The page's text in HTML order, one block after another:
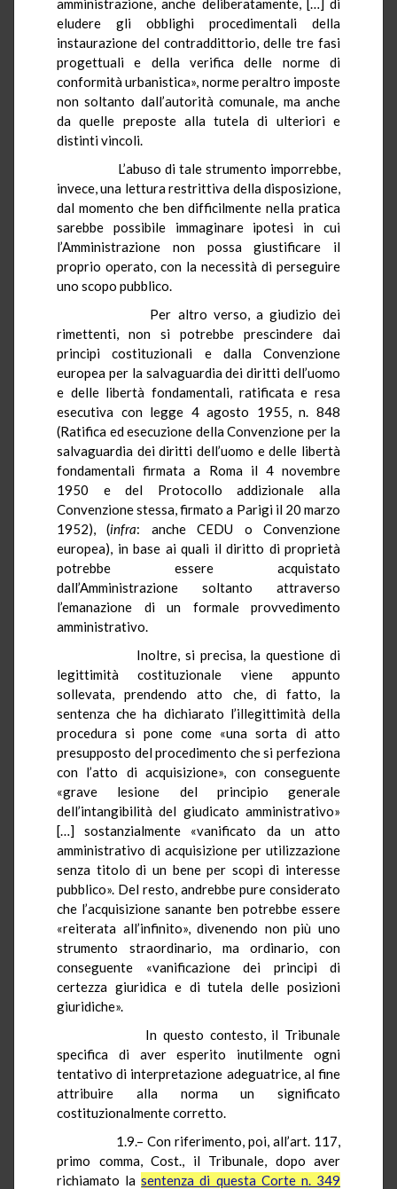
amministrazione, anche deliberatamente, […] di
eludere gli obblighi procedimentali della
instaurazione del contraddittorio, delle tre fasi
progettuali e della verifica delle norme di
conformità urbanistica», norme peraltro imposte
non soltanto dall’autorità comunale, ma anche
da quelle preposte alla tutela di ulteriori e
distinti vincoli.
L’abuso di tale strumento imporrebbe,
invece, una lettura restrittiva della disposizione,
dal momento che ben difficilmente nella pratica
sarebbe possibile immaginare ipotesi in cui
l’Amministrazione non possa giustificare il
proprio operato, con la necessità di perseguire
uno scopo pubblico.
Per altro verso, a giudizio dei
rimettenti, non si potrebbe prescindere dai
principi costituzionali e dalla Convenzione
europea per la salvaguardia dei diritti dell’uomo
e delle libertà fondamentali, ratificata e resa
esecutiva con legge 4 agosto 1955, n. 848
(Ratifica ed esecuzione della Convenzione per la
salvaguardia dei diritti dell’uomo e delle libertà
fondamentali firmata a Roma il 4 novembre
1950 e del Protocollo addizionale alla
Convenzione stessa, firmato a Parigi il 20 marzo
1952), (infra: anche CEDU o Convenzione
europea), in base ai quali il diritto di proprietà
potrebbe essere acquistato
dall’Amministrazione soltanto attraverso
l’emanazione di un formale provvedimento
amministrativo.
Inoltre, si precisa, la questione di
legittimità costituzionale viene appunto
sollevata, prendendo atto che, di fatto, la
sentenza che ha dichiarato l’illegittimità della
procedura si pone come «una sorta di atto
presupposto del procedimento che si perfeziona
con l’atto di acquisizione», con conseguente
«grave lesione del principio generale
dell’intangibilità del giudicato amministrativo»
[…] sostanzialmente «vanificato da un atto
amministrativo di acquisizione per utilizzazione
senza titolo di un bene per scopi di interesse
pubblico». Del resto, andrebbe pure considerato
che l’acquisizione sanante ben potrebbe essere
«reiterata all’infinito», divenendo non più uno
strumento straordinario, ma ordinario, con
conseguente «vanificazione dei principi di
certezza giuridica e di tutela delle posizioni
giuridiche».
In questo contesto, il Tribunale
specifica di aver esperito inutilmente ogni
tentativo di interpretazione adeguatrice, al fine
attribuire alla norma un significato
costituzionalmente corretto.
1.9.– Con riferimento, poi, all’art. 117,
primo comma, Cost., il Tribunale, dopo aver
richiamato lasentenza di questa Corte n. 349